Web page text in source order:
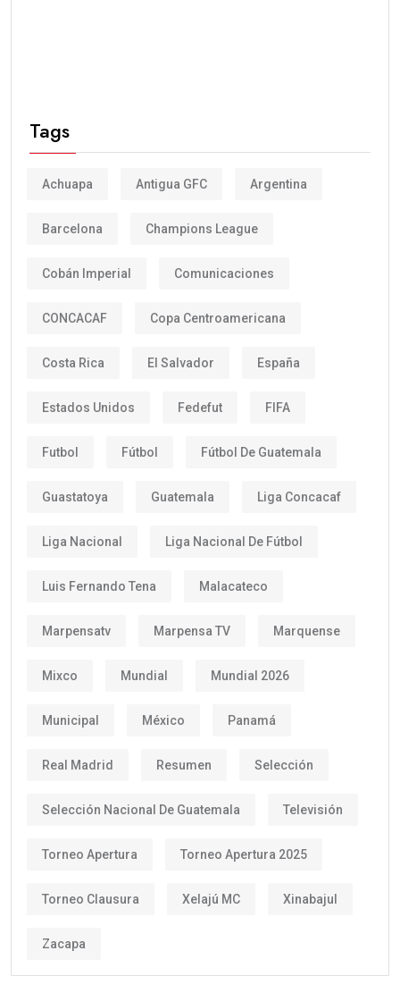
Tags
Achuapa Antigua GFC Argentina
Barcelona Champions League
Cobán Imperial Comunicaciones
CONCACAF Copa Centroamericana
Costa Rica El Salvador España
Estados Unidos Fedefut FIFA
Futbol Fútbol Fútbol De Guatemala
Guastatoya Guatemala Liga Concacaf
Liga Nacional Liga Nacional De Fútbol
Luis Fernando Tena Malacateco
Marpensatv Marpensa TV Marquense
Mixco Mundial Mundial 2026
Municipal México Panamá
Real Madrid Resumen Selección
Selección Nacional De Guatemala Televisión
Torneo Apertura Torneo Apertura 2025
Torneo Clausura Xelajú MC Xinabajul
Zacapa